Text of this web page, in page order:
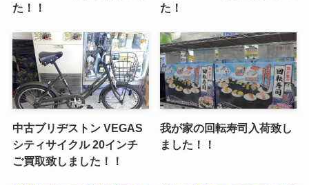
た！！
た！
中古ブリヂストン VEGAS
シティサイクル 20インチ
ご買取致しました！！
我が家の回転寿司入荷致し
ました！！